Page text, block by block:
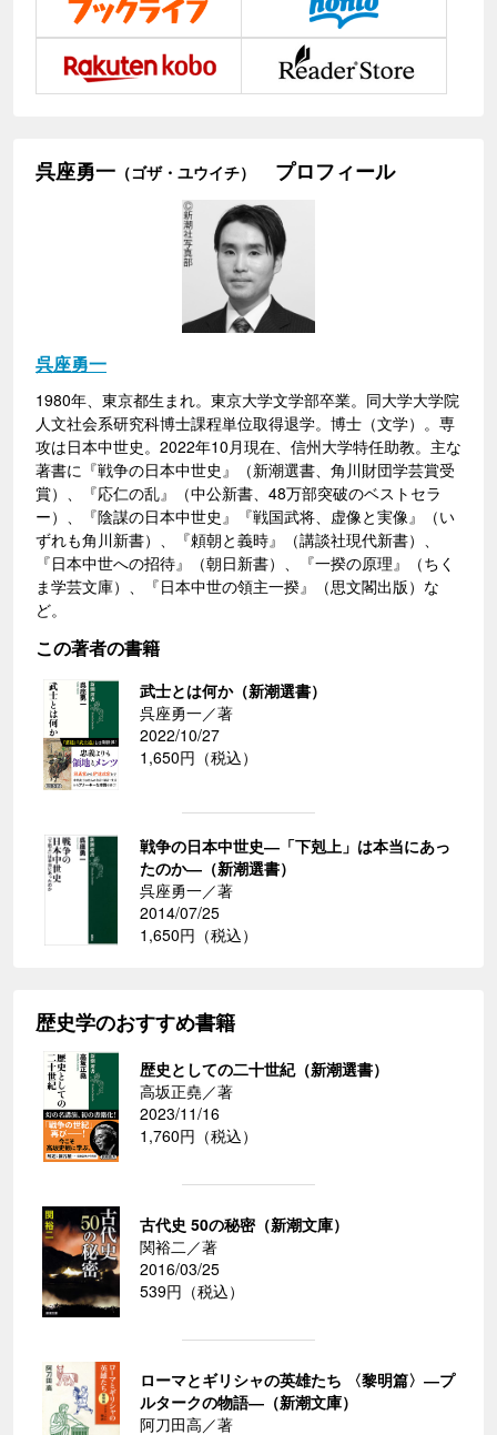
呉座勇一 （ゴザ・ユウイチ） プロフィール
呉座勇一
1980年、東京都生まれ。東京大学文学部卒業。同大学大学院
人文社会系研究科博士課程単位取得退学。博士（文学）。専
攻は日本中世史。2022年10月現在、信州大学特任助教。主な
著書に『戦争の日本中世史』（新潮選書、角川財団学芸賞受
賞）、『応仁の乱』（中公新書、48万部突破のベストセラ
ー）、『陰謀の日本中世史』『戦国武将、虚像と実像』（い
ずれも角川新書）、『頼朝と義時』（講談社現代新書）、
『日本中世への招待』（朝日新書）、『一揆の原理』（ちく
ま学芸文庫）、『日本中世の領主一揆』（思文閣出版）な
ど。
この著者の書籍
武士とは何か（新潮選書）
呉座勇一／著
2022/10/27
1,650円（税込）
戦争の日本中世史―「下剋上」は本当にあっ
たのか―（新潮選書）
呉座勇一／著
2014/07/25
1,650円（税込）
歴史学のおすすめ書籍
歴史としての二十世紀（新潮選書）
高坂正堯／著
2023/11/16
1,760円（税込）
古代史 50の秘密（新潮文庫）
関裕二／著
2016/03/25
539円（税込）
ローマとギリシャの英雄たち 〈黎明篇〉―プ
ルタークの物語―（新潮文庫）
阿刀田高／著